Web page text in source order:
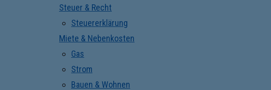
Steuer & Recht
Steuererklärung
Miete & Nebenkosten
Gas
Strom
Bauen & Wohnen